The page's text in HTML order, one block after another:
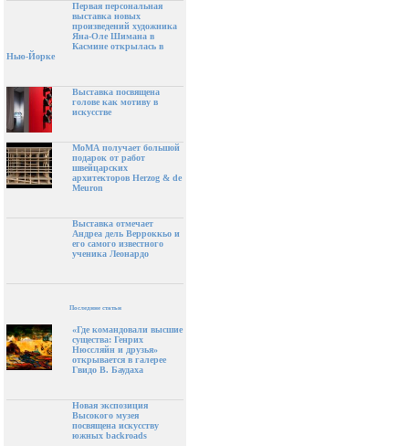
Первая персональная
выставка новых
произведений художника
Яна-Оле Шимана в
Касмине открылась в
Нью-Йорке
Выставка посвящена
голове как мотиву в
искусстве
МоМА получает большой
подарок от работ
швейцарских
архитекторов Herzog & de
Meuron
Выставка отмечает
Андреа дель Верроккьо и
его самого известного
ученика Леонардо
Последние статьи
«Где командовали высшие
существа: Генрих
Нюссляйн и друзья»
открывается в галерее
Гвидо В. Баудаха
Новая экспозиция
Высокого музея
посвящена искусству
южных backroads